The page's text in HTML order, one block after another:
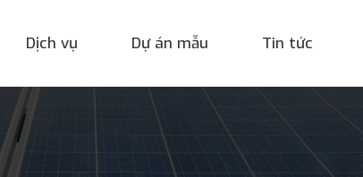
Dịch vụ Dự án mẫu Tin tức